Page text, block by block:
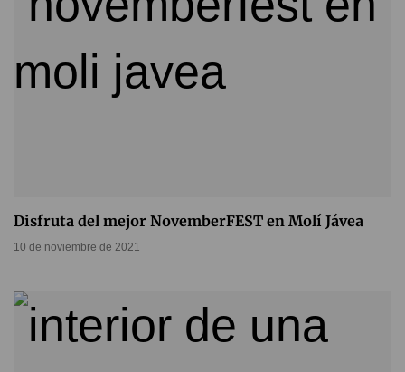
Disfruta del mejor NovemberFEST en Molí Jávea
10 de noviembre de 2021